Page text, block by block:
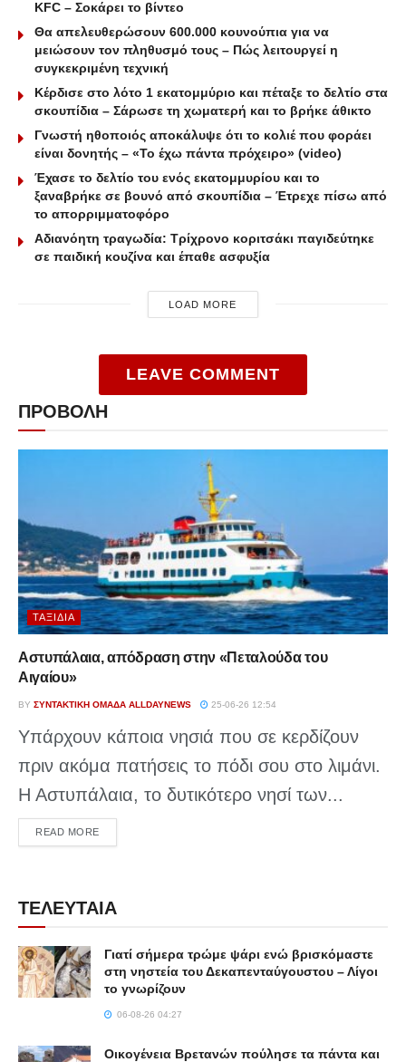
KFC – Σοκάρει το βίντεο
Θα απελευθερώσουν 600.000 κουνούπια για να
μειώσουν τον πληθυσμό τους – Πώς λειτουργεί η
συγκεκριμένη τεχνική
Κέρδισε στο λότο 1 εκατομμύριο και πέταξε το δελτίο στα
σκουπίδια – Σάρωσε τη χωματερή και το βρήκε άθικτο
Γνωστή ηθοποιός αποκάλυψε ότι το κολιέ που φοράει
είναι δονητής – «Το έχω πάντα πρόχειρο» (video)
Έχασε το δελτίο του ενός εκατομμυρίου και το
ξαναβρήκε σε βουνό από σκουπίδια – Έτρεχε πίσω από
το απορριμματοφόρο
Αδιανόητη τραγωδία: Τρίχρονο κοριτσάκι παγιδεύτηκε
σε παιδική κουζίνα και έπαθε ασφυξία
LOAD MORE
LEAVE COMMENT
ΠΡΟΒΟΛΗ
ΤΑΞΊΔΙΑ
Αστυπάλαια, απόδραση στην «Πεταλούδα του
Αιγαίου»
BY ΣΥΝΤΑΚΤΙΚΉ ΟΜΆΔΑ ALLDAYNEWS 25-06-26 12:54
Υπάρχουν κάποια νησιά που σε κερδίζουν
πριν ακόμα πατήσεις το πόδι σου στο λιμάνι.
Η Αστυπάλαια, το δυτικότερο νησί των...
READ MOREDETAILS
ΤΕΛΕΥΤΑΙΑ
Γιατί σήμερα τρώμε ψάρι ενώ βρισκόμαστε
στη νηστεία του Δεκαπενταύγουστου – Λίγοι
το γνωρίζουν
06-08-26 04:27
Οικογένεια Βρετανών πούλησε τα πάντα και